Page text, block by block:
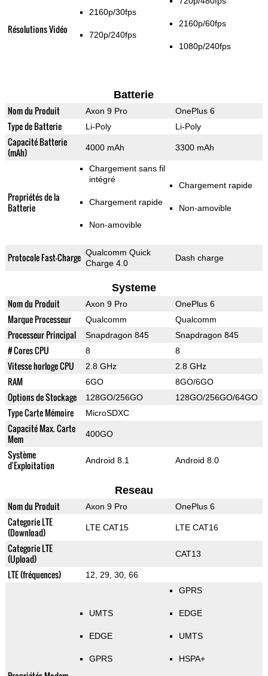
Résolutions Vidéo
2160p/30fps
720p/240fps
2160p/60fps
1080p/240fps
Batterie
Nom du Produit Axon 9 Pro OnePlus 6
Type de Batterie Li-Poly Li-Poly
Capacité Batterie
(mAh)
4000 mAh 3300 mAh
Propriétés de la
Batterie
Chargement sans fil
intégré
Chargement rapide
Non-amovible
Chargement rapide
Non-amovible
Protocole Fast-Charge Qualcomm Quick
Charge 4.0
Dash charge
Systeme
Nom du Produit Axon 9 Pro OnePlus 6
Marque Processeur Qualcomm Qualcomm
Processeur Principal Snapdragon 845 Snapdragon 845
# Cores CPU 8 8
Vitesse horloge CPU 2.8 GHz 2.8 GHz
RAM 6GO 8GO/6GO
Options de Stockage 128GO/256GO 128GO/256GO/64GO
Type Carte Mémoire MicroSDXC
Capacité Max. Carte
Mem
400GO
Système
d'Exploitation
Android 8.1 Android 8.0
Reseau
Nom du Produit Axon 9 Pro OnePlus 6
Categorie LTE
(Download)
LTE CAT15 LTE CAT16
Categorie LTE
(Upload)
CAT13
LTE (fréquences) 12, 29, 30, 66
UMTS
EDGE
GPRS
GPRS
EDGE
UMTS
HSPA+